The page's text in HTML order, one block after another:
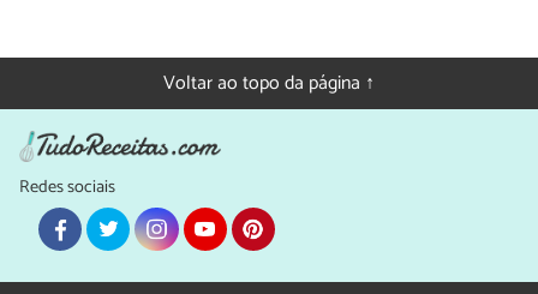
Voltar ao topo da página ↑
Redes sociais